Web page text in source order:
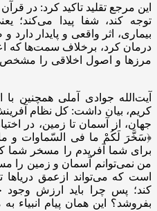
این مرجع تقلید تاکید کرد: در
توجه کند، شفا پیدا می‌کند؛
بیماری، اثر واقعی و پایدار
درمان کرد، برخلاف سمت‌ها که
مرزها و اصول اخلاقی را مشخص
آیت‌الله جوادی آملی همچنین
کریم، بیان داشت: کل نظام
جهان، از آسمان تا زمین، در
﴿سَخَّرَ لَکُمْ ما فی السّماوات و
برای شما آفریدم را مسخر
من نمی‌توانم آسمان و زمین را
است که می‌تواند ازعمق دریاها
کند؛ پس چرا باید ارزش وجود
بفروشد؟ این همان پیام انبیاء